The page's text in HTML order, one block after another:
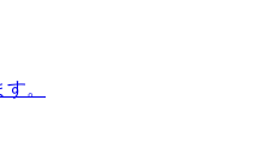
。